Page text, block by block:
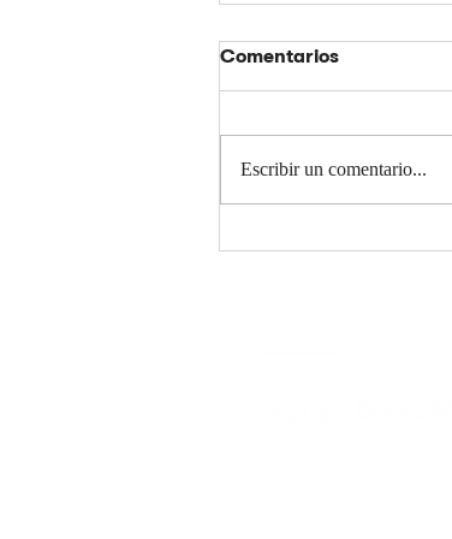
Comentarios
Escribir un comentario...